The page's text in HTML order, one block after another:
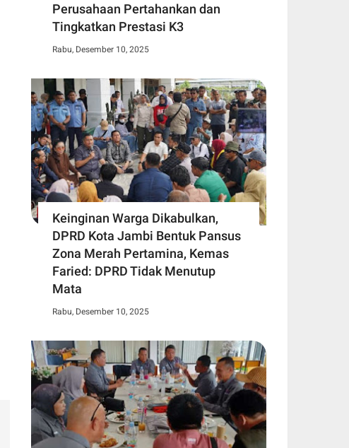
Perusahaan Pertahankan dan
Tingkatkan Prestasi K3
Rabu, Desember 10, 2025
Keinginan Warga Dikabulkan,
DPRD Kota Jambi Bentuk Pansus
Zona Merah Pertamina, Kemas
Faried: DPRD Tidak Menutup
Mata
Rabu, Desember 10, 2025